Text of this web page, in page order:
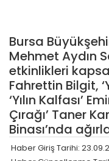
Bursa
Mehmet Aydın
etkinlikleri
Fahrettin Bilgit,
‘Yılın Kalfası’
Çırağı’ Taner
Binası’nda
Haber Giriş Tarihi: